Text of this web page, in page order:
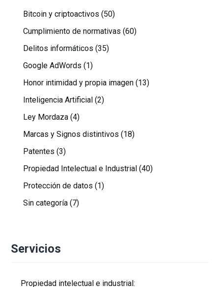
Bitcoin y criptoactivos (50)
Cumplimiento de normativas (60)
Delitos informáticos (35)
Google AdWords (1)
Honor intimidad y propia imagen (13)
Inteligencia Artificial (2)
Ley Mordaza (4)
Marcas y Signos distintivos (18)
Patentes (3)
Propiedad Intelectual e Industrial (40)
Protección de datos (1)
Sin categoría (7)
Servicios
Propiedad intelectual e industrial: